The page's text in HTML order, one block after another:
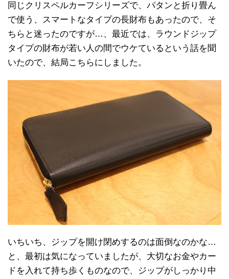
同じクリスペルカーフシリーズで、パタンと折り畳ん
で使う、スマートなタイプの長財布もあったので、そ
ちらと迷ったのですが…、最近では、ラウンドジップ
タイプの財布が若い人の間でウケているという話を聞
いたので、結局こちらにしました。
いちいち、ジップを開け閉めするのは面倒なのかな…
と、最初は気になっていましたが、大切なお金やカー
ドを入れて持ち歩くものなので、ジップがしっかり中